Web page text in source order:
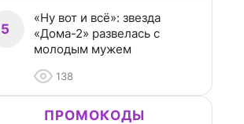
5
«Ну вот и всё»: звезда
«Дома-2» развелась с
молодым мужем
138
ПРОМОКОДЫ